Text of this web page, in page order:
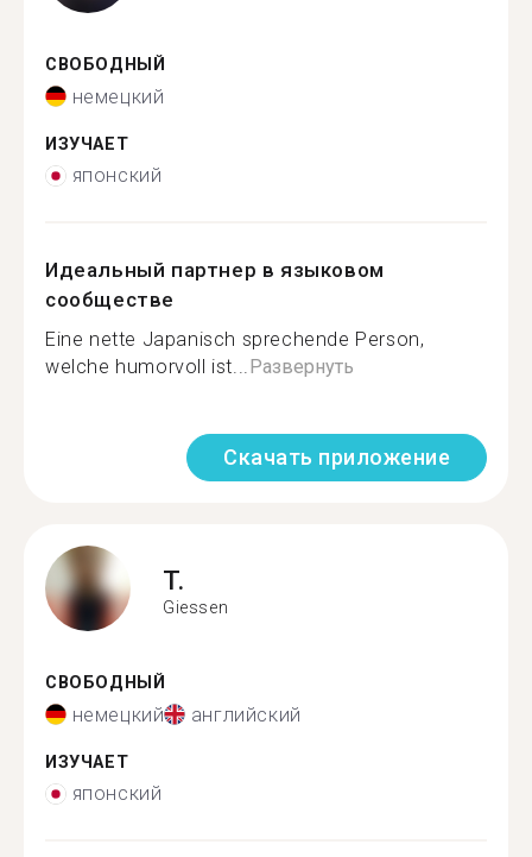
СВОБОДНЫЙ
немецкий
ИЗУЧАЕТ
японский
Идеальный партнер в языковом
сообществе
Eine nette Japanisch sprechende Person,
welche humorvoll ist...Развернуть
Скачать приложение
T.
Giessen
СВОБОДНЫЙ
немецкий английский
ИЗУЧАЕТ
японский